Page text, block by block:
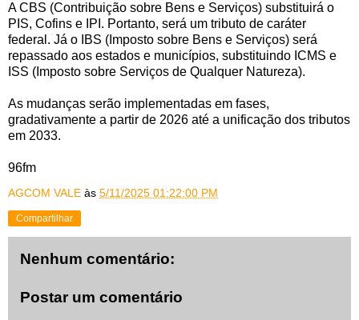
A CBS (Contribuição sobre Bens e Serviços) substituirá o
PIS, Cofins e IPI. Portanto, será um tributo de caráter
federal. Já o IBS (Imposto sobre Bens e Serviços) será
repassado aos estados e municípios, substituindo ICMS e
ISS (Imposto sobre Serviços de Qualquer Natureza).
As mudanças serão implementadas em fases,
gradativamente a partir de 2026 até a unificação dos tributos
em 2033.
96fm
AGCOM VALE às 5/11/2025 01:22:00 PM
Compartilhar
Nenhum comentário:
Postar um comentário